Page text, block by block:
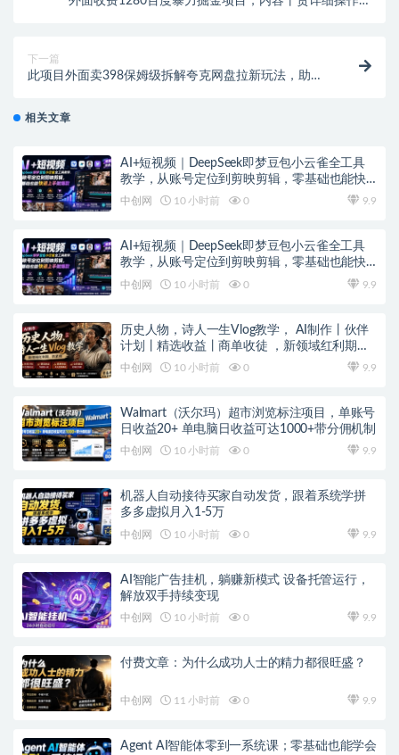
下一篇
此项目外面卖398保姆级拆解夸克网盘拉新玩法，助力
相关文章
AI+短视频｜DeepSeek即梦豆包小云雀全工具
教学，从账号定位到剪映剪辑，零基础也能快
速上手做爆款
中创网 10 小时前 0 9.9
AI+短视频｜DeepSeek即梦豆包小云雀全工具
教学，从账号定位到剪映剪辑，零基础也能快
速上手做爆款
中创网 10 小时前 0 9.9
历史人物，诗人一生Vlog教学， AI制作丨伙伴
计划丨精选收益丨商单收徒 ，新领域红利期，
抓紧做
中创网 10 小时前 0 9.9
Walmart（沃尔玛）超市浏览标注项目，单账号
日收益20+ 单电脑日收益可达1000+带分佣机制
中创网 10 小时前 0 9.9
机器人自动接待买家自动发货，跟着系统学拼
多多虚拟月入1-5万
中创网 10 小时前 0 9.9
AI智能广告挂机，躺赚新模式 设备托管运行，
解放双手持续变现
中创网 10 小时前 0 9.9
付费文章：为什么成功人士的精力都很旺盛？
中创网 11 小时前 0 9.9
Agent AI智能体零到一系统课；零基础也能学会